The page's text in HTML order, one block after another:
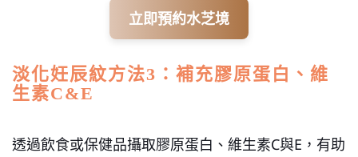
立即預約水芝境
淡化妊辰紋方法3：補充膠原蛋白、維
生素C&E
透過飲食或保健品攝取膠原蛋白、維生素C與E，有助